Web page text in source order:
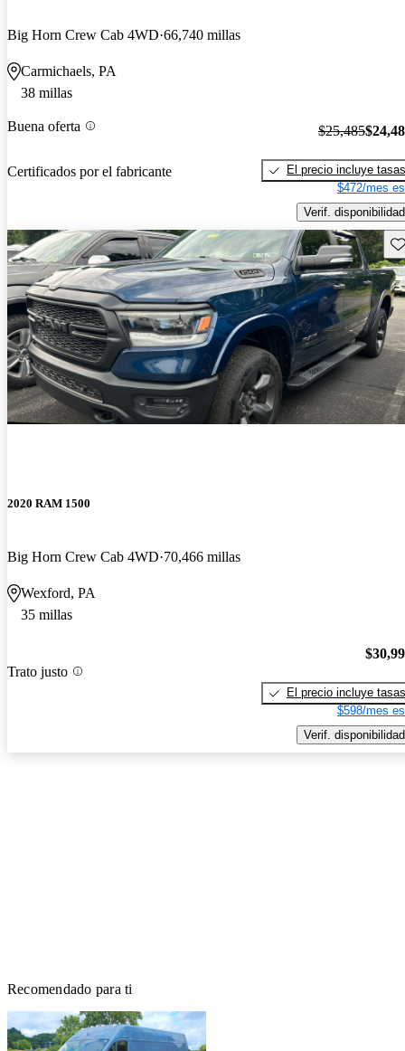
Big Horn Crew Cab 4WD 66,740 millas
Carmichaels, PA
38 millas
Buena oferta
Certificados por el fabricante
$25,485
El precio incluye tasas
$472/mes
Verif. disponibilidad
2020 RAM 1500
Big Horn Crew Cab 4WD 70,466 millas
Wexford, PA
35 millas
Trato justo
El precio incluye tasas
$598/mes
Verif. disponibilidad
Recomendado para ti